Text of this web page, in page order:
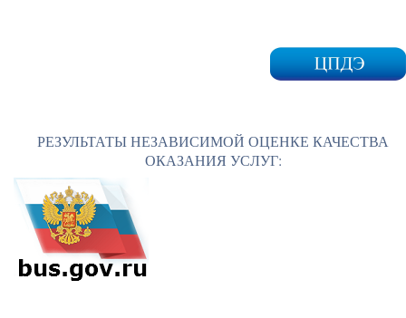
РЕЗУЛЬТАТЫ НЕЗАВИСИМОЙ ОЦЕНКЕ КАЧЕСТВА
ОКАЗАНИЯ УСЛУГ: